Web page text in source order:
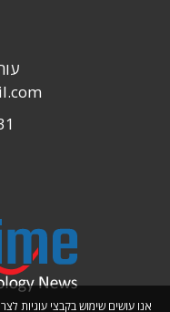
אנו עושים שימוש בקבצי עוגיות